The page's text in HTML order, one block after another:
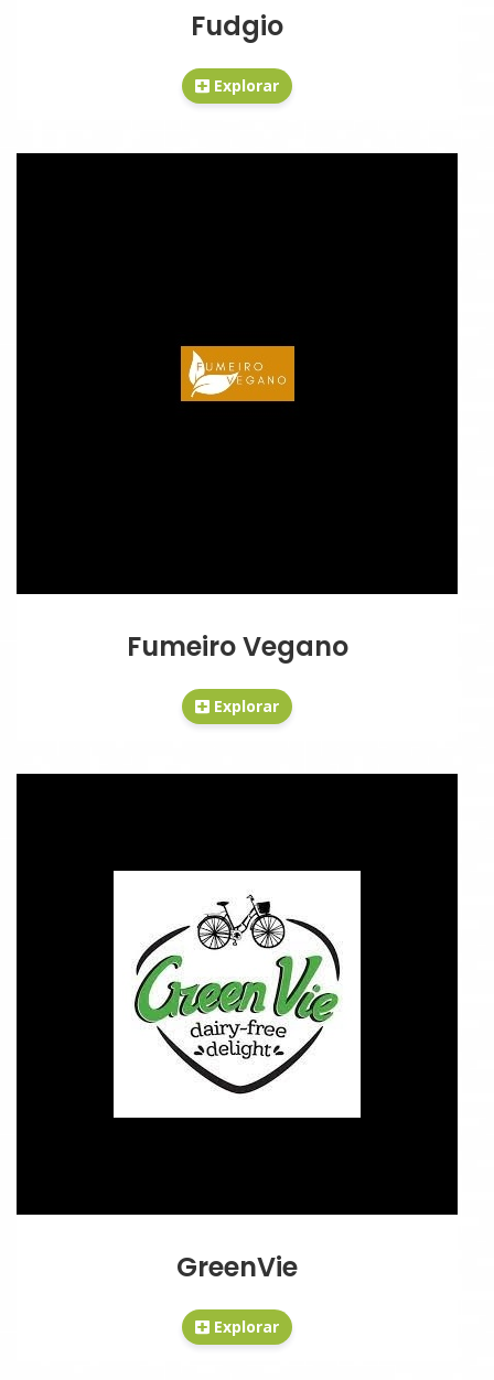
Fudgio
Explorar
Fumeiro Vegano
Explorar
GreenVie
Explorar